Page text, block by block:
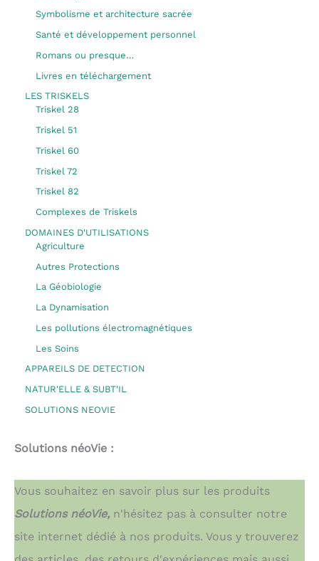
Symbolisme et architecture sacrée
Santé et développement personnel
Romans ou presque…
Livres en téléchargement
LES TRISKELS
Triskel 28
Triskel 51
Triskel 60
Triskel 72
Triskel 82
Complexes de Triskels
DOMAINES D'UTILISATIONS
Agriculture
Autres Protections
La Géobiologie
La Dynamisation
Les pollutions électromagnétiques
Les Soins
APPAREILS DE DETECTION
NATUR'ELLE & SUBT'IL
SOLUTIONS NEOVIE
Solutions néoVie :
Vous souhaitez en savoir plus sur les produits
Solutions néoVie, n'hésitez pas à consulter notre
site internet dédié à nos produits. Vous y trouverez